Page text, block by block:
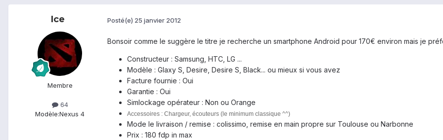
Ice
Membre
64
Modèle:Nexus 4
Posté(e) 25 janvier 2012
Bonsoir comme le suggère le titre je recherche un smartphone Android pour 170€ environ mais je
Constructeur : Samsung, HTC, LG ...
Modèle : Glaxy S, Desire, Desire S, Black... ou mieux si vous avez
Facture fournie : Oui
Garantie : Oui
Simlockage opérateur : Non ou Orange
Accessoires : Chargeur, écouteurs (le minimum classique ^^)
Mode le livraison / remise : colissimo, remise en main propre sur Toulouse ou Narbonne
Prix : 180 fdp in max